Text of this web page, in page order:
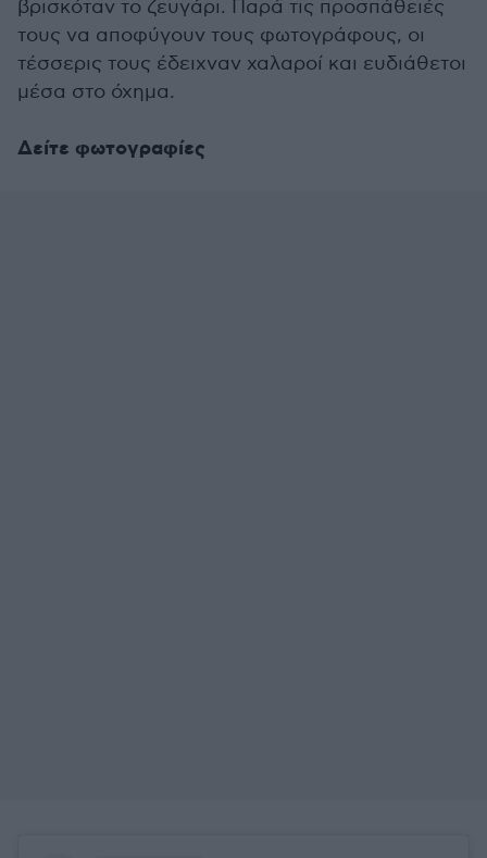
βρισκόταν το ζευγάρι. Παρά τις προσπάθειές
τους να αποφύγουν τους φωτογράφους, οι
τέσσερις τους έδειχναν χαλαροί και ευδιάθετοι
μέσα στο όχημα.
Δείτε φωτογραφίες